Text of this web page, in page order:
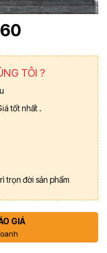
TÔI ?
tốt nhất .
trọn đời sản phẩm
GIÁ